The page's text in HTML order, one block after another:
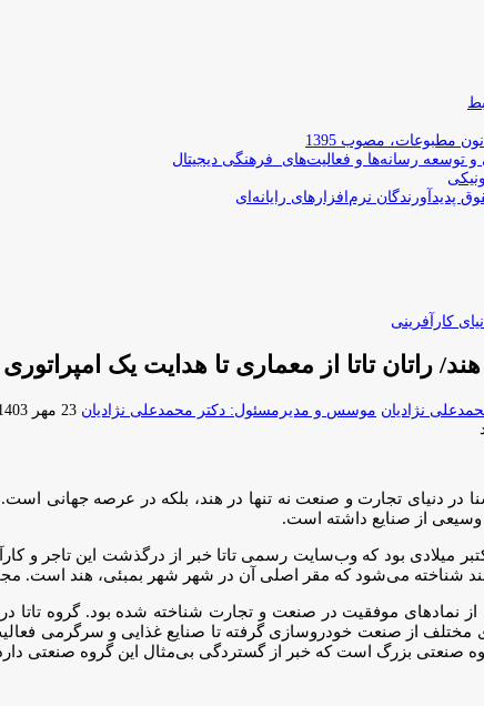
مطبوعات، مصوب 1395
و توسعه رسانه­‌ها و فعالیت‌­های فرهنگی دیجیتال
پدیدآورندگان نرم‌افزارهای رایانه‌ای
کارآفرینی
راتان تاتا از معماری تا هدایت یک
موسس و مدیرمسئول: دکتر محمدعلی نژادیان ارسال
23 مهر 1403 18:24
۲۸ دسامبر ۱۹۳۷، نامی آشنا در دنیای تجارت و صنعت نه تنها در هند، بلکه
از صنایع داشته است.
میلادی بود که وب‌سایت رسمی تاتا خبر از درگذشت این تاجر و
شناخته می‌شود که مقر اصلی آن در شهر شهر بمبئی، هند است.
از صنعت خودروسازی گرفته تا صنایع غذایی و سرگرمی فعالیت
صنعتی بزرگ است که خبر از گستردگی بی‌مثال این گروه صنعتی